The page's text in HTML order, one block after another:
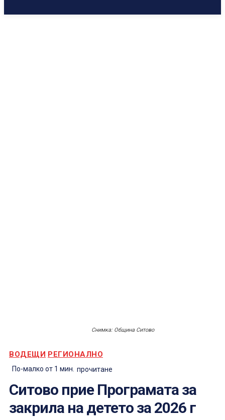
Снимка: Община Ситово
ВОДЕЩИ РЕГИОНАЛНО
По-малко от 1 мин. прочитане
Ситово прие Програмата за
закрила на детето за 2026 г